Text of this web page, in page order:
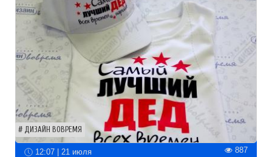
ДИЗАЙН ВОВРЕМЯ
12:07 | 21 июля 887